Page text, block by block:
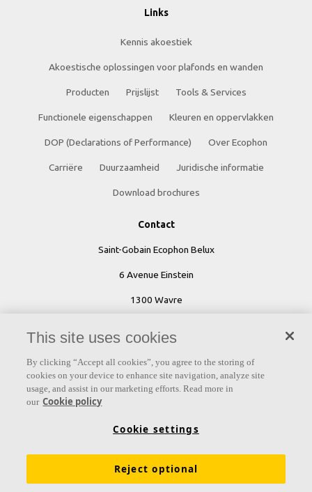
Links
Kennis akoestiek
Akoestische oplossingen voor plafonds en wanden
Producten Prijslijst Tools & Services
Functionele eigenschappen Kleuren en oppervlakken
DOP (Declarations of Performance) Over Ecophon
Carriëre Duurzaamheid Juridische informatie
Download brochures
Contact
Saint-Gobain Ecophon Belux
6 Avenue Einstein
1300 Wavre
This site uses cookies
By clicking “Accept all cookies”, you agree to the storing of
cookies on your device to enhance site navigation, analyze site
usage, and assist in our marketing efforts. Read more in
our Cookie policy
Cookie settings
Reject optional